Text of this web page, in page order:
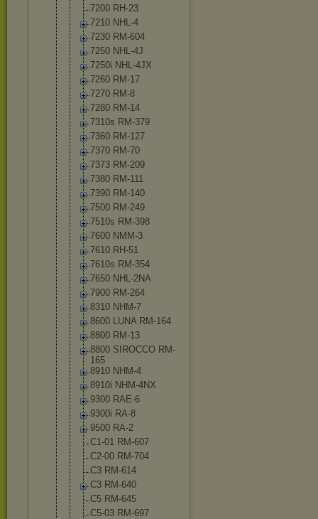
7200 RH-23
7210 NHL-4
7230 RM-604
7250 NHL-4J
7250i NHL-4JX
7260 RM-17
7270 RM-8
7280 RM-14
7310s RM-379
7360 RM-127
7370 RM-70
7373 RM-209
7380 RM-111
7390 RM-140
7500 RM-249
7510s RM-398
7600 NMM-3
7610 RH-51
7610s RM-354
7650 NHL-2NA
7900 RM-264
8310 NHM-7
8600 LUNA RM-164
8800 RM-13
8800 SIROCCO RM-
165
8910 NHM-4
8910i NHM-4NX
9300 RAE-6
9300i RA-8
9500 RA-2
C1-01 RM-607
C2-00 RM-704
C3 RM-614
C3 RM-640
C5 RM-645
C5-03 RM-697